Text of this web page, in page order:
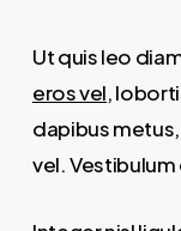
Ut quis leo
eros vel,
dapibus
vel. Vestibulum